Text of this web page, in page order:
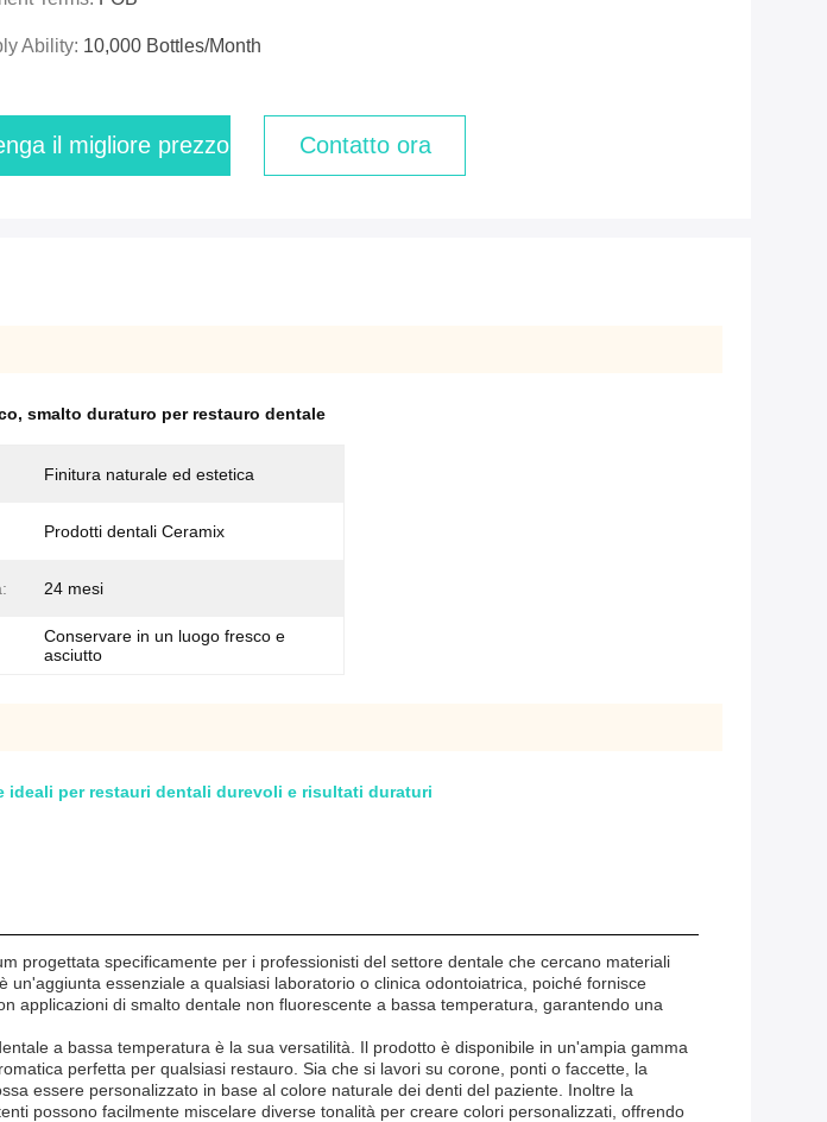
Ability: 10,000 Bottles/month
il migliore prezzo Contatto ora
, smalto duraturo per restauro dentale
Finitura naturale ed estetica
Prodotti dentali Ceramix
24 mesi
Conservare in un luogo fresco e
asciutto
per restauri dentali durevoli e risultati duraturi
progettata specificamente per i professionisti del settore dentale che cercano materiali
essenziale a qualsiasi laboratorio o clinica odontoiatrica, poiché fornisce
applicazioni di smalto dentale non fluorescente a bassa temperatura, garantendo una
a bassa temperatura è la sua versatilità. Il prodotto è disponibile in un'ampia gamma
perfetta per qualsiasi restauro. Sia che si lavori su corone, ponti o faccette, la
essere personalizzato in base al colore naturale dei denti del paziente. Inoltre la
possono facilmente miscelare diverse tonalità per creare colori personalizzati, offrendo